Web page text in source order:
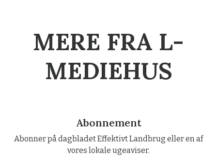
MERE FRA L-
MEDIEHUS
Abonnement
Abonner på dagbladet Effektivt Landbrug eller en af
vores lokale ugeaviser.